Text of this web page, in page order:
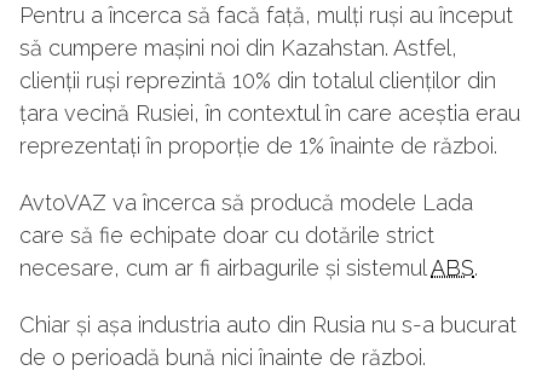
Pentru a încerca să facă față, mulți ruși au început
să cumpere mașini noi din Kazahstan. Astfel,
clienții ruși reprezintă 10% din totalul clienților din
țara vecină Rusiei, în contextul în care aceștia erau
reprezentați în proporție de 1% înainte de război.
AvtoVAZ va încerca să producă modele Lada
care să fie echipate doar cu dotările strict
necesare, cum ar fi airbagurile și sistemul ABS.
Chiar și așa industria auto din Rusia nu s-a bucurat
de o perioadă bună nici înainte de război.